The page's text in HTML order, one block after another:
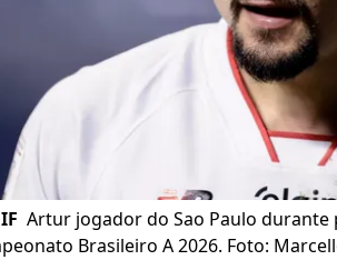
Artur jogador do Sao Paulo
Brasileiro A 2026. Foto: